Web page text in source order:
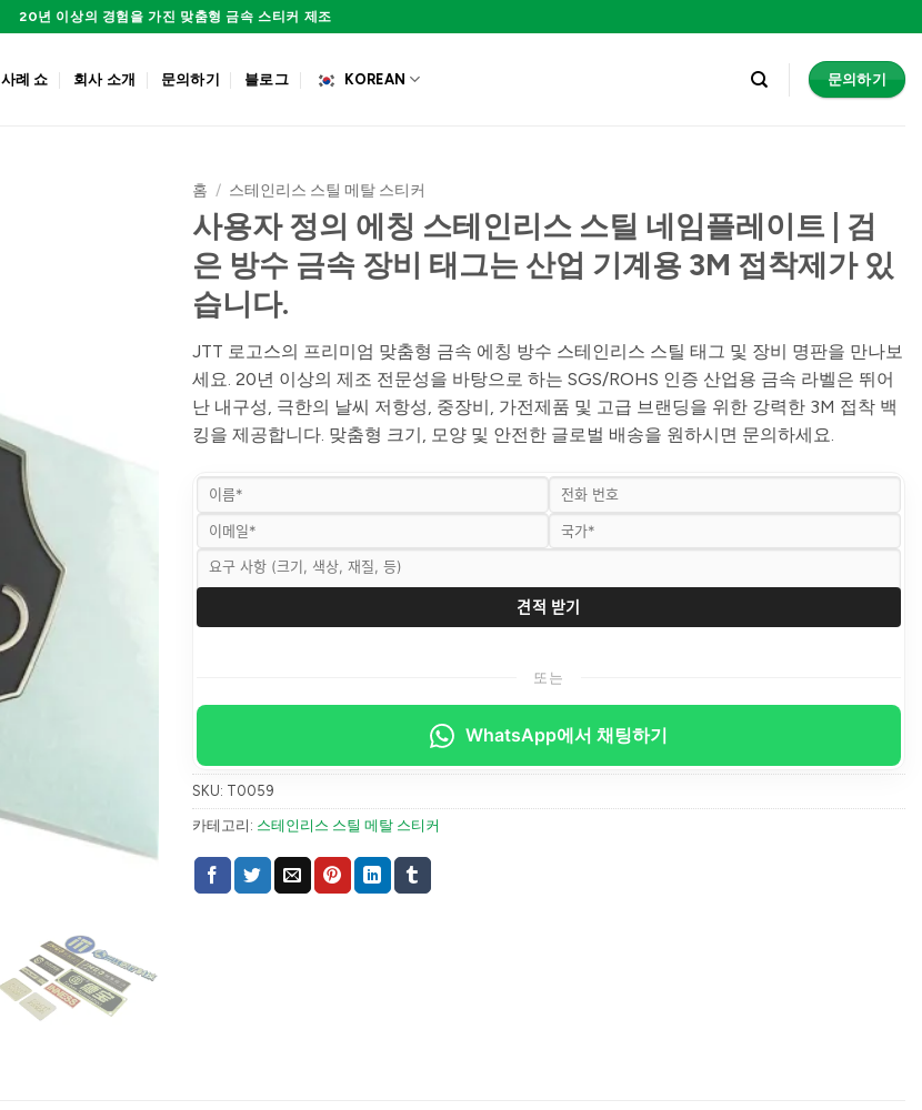
20년 이상의 경험을 가진 맞춤형 금속 스티커 제조
사례 쇼 회사 소개 문의하기 블로그 KOREAN 문의하기
홈 / 스테인리스 스틸 메탈 스티커
사용자 정의 에칭 스테인리스 스틸 네임플레이트 | 검
은 방수 금속 장비 태그는 산업 기계용 3M 접착제가 있
습니다.
JTT 로고스의 프리미엄 맞춤형 금속 에칭 방수 스테인리스 스틸 태그 및 장비 명판을 만나보
세요. 20년 이상의 제조 전문성을 바탕으로 하는 SGS/ROHS 인증 산업용 금속 라벨은 뛰어
난 내구성, 극한의 날씨 저항성, 중장비, 가전제품 및 고급 브랜딩을 위한 강력한 3M 접착 백
킹을 제공합니다. 맞춤형 크기, 모양 및 안전한 글로벌 배송을 원하시면 문의하세요.
또는
WhatsApp에서 채팅하기
SKU: T0059
카테고리: 스테인리스 스틸 메탈 스티커